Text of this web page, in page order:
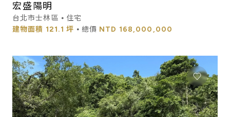
宏盛陽明
台北市士林區 ⦁ 住宅
建物面積 121.1 坪 ⦁ 總價 NTD 168,000,000